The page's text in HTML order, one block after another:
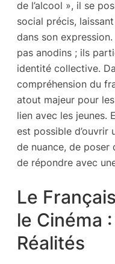
de l’alcool », il se
social précis,
dans son
pas anodins ; ils
identité collective.
compréhension du
atout majeur pour
lien avec les jeunes.
est possible d’ouvrir
de nuance, de poser
de répondre avec
Le
le Cinéma
Réalités